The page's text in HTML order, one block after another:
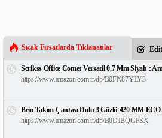
Sıcak Fırsatlarda Tıklananlar
Scrikss Office Comet Versatil 0.7 Mm Siyah :
https://www.amazon.com.tr/dp/B0FN87YLY3
Brio Takım Çantası Dolu 3 Gözlü 420 MM
https://www.amazon.com.tr/dp/B0DJBQGPSX